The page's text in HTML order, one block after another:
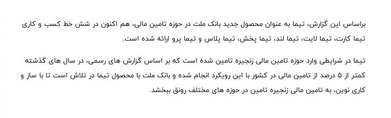
براساس این گزارش، تیما به عنوان محصول جدید بانک ملت در حوزه تامین مالی، هم اکنون در شش خط کسب و کاری
تیما کارت، تیما لایت، تیما لند، تیما پخش، تیما پلاس و تیما پرو ارائه شده است.
تیما در شرایطی وارد حوزه تامین مالی زنجیره تامین شده است که بر اساس گزارش های رسمی، در سال های گذشته
کمتر از 5 درصد از تامین مالی در کشور با این رویکرد انجام شده و بانک ملت با محصول تیما در تلاش است تا با ساز و
کاری نوین، به تامین مالی زنجیره تامین در حوزه های مختلف رونق ببخشد.